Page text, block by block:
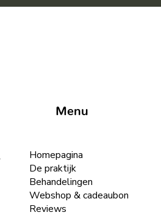
Menu
Homepagina
De praktijk
Behandelingen
Webshop & cadeaubon
Reviews